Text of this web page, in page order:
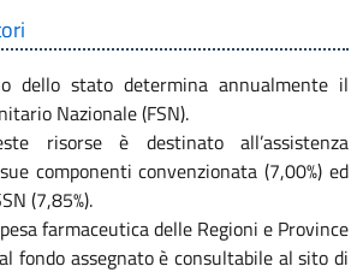
dello stato determina annualmente il
Nazionale (FSN).
risorse è destinato all’assistenza
componenti convenzionata (7,00%) ed
(7,85%).
farmaceutica delle Regioni e Province
fondo assegnato è consultabile al sito di